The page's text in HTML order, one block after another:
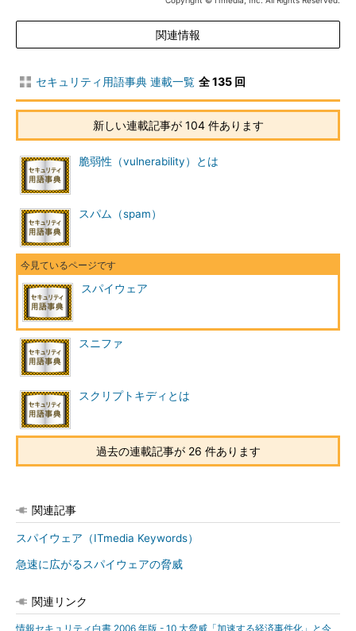
関連情報
セキュリティ用語事典 連載一覧 全 135 回
新しい連載記事が 104 件あります
脆弱性（vulnerability）とは
スパム（spam）
スパイウェア
スニファ
スクリプトキディとは
過去の連載記事が 26 件あります
関連記事
スパイウェア（ITmedia Keywords）
急速に広がるスパイウェアの脅威
関連リンク
情報セキュリティ白書 2006 年版 - 10 大脅威「加速する経済事件化」と今